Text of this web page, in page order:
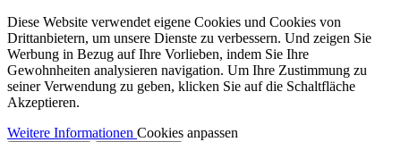
Diese Website verwendet eigene Cookies und Cookies von
Drittanbietern, um unsere Dienste zu verbessern. Und zeigen Sie
Werbung in Bezug auf Ihre Vorlieben, indem Sie Ihre
Gewohnheiten analysieren navigation. Um Ihre Zustimmung zu
seiner Verwendung zu geben, klicken Sie auf die Schaltfläche
Akzeptieren.
Weitere Informationen Cookies anpassen